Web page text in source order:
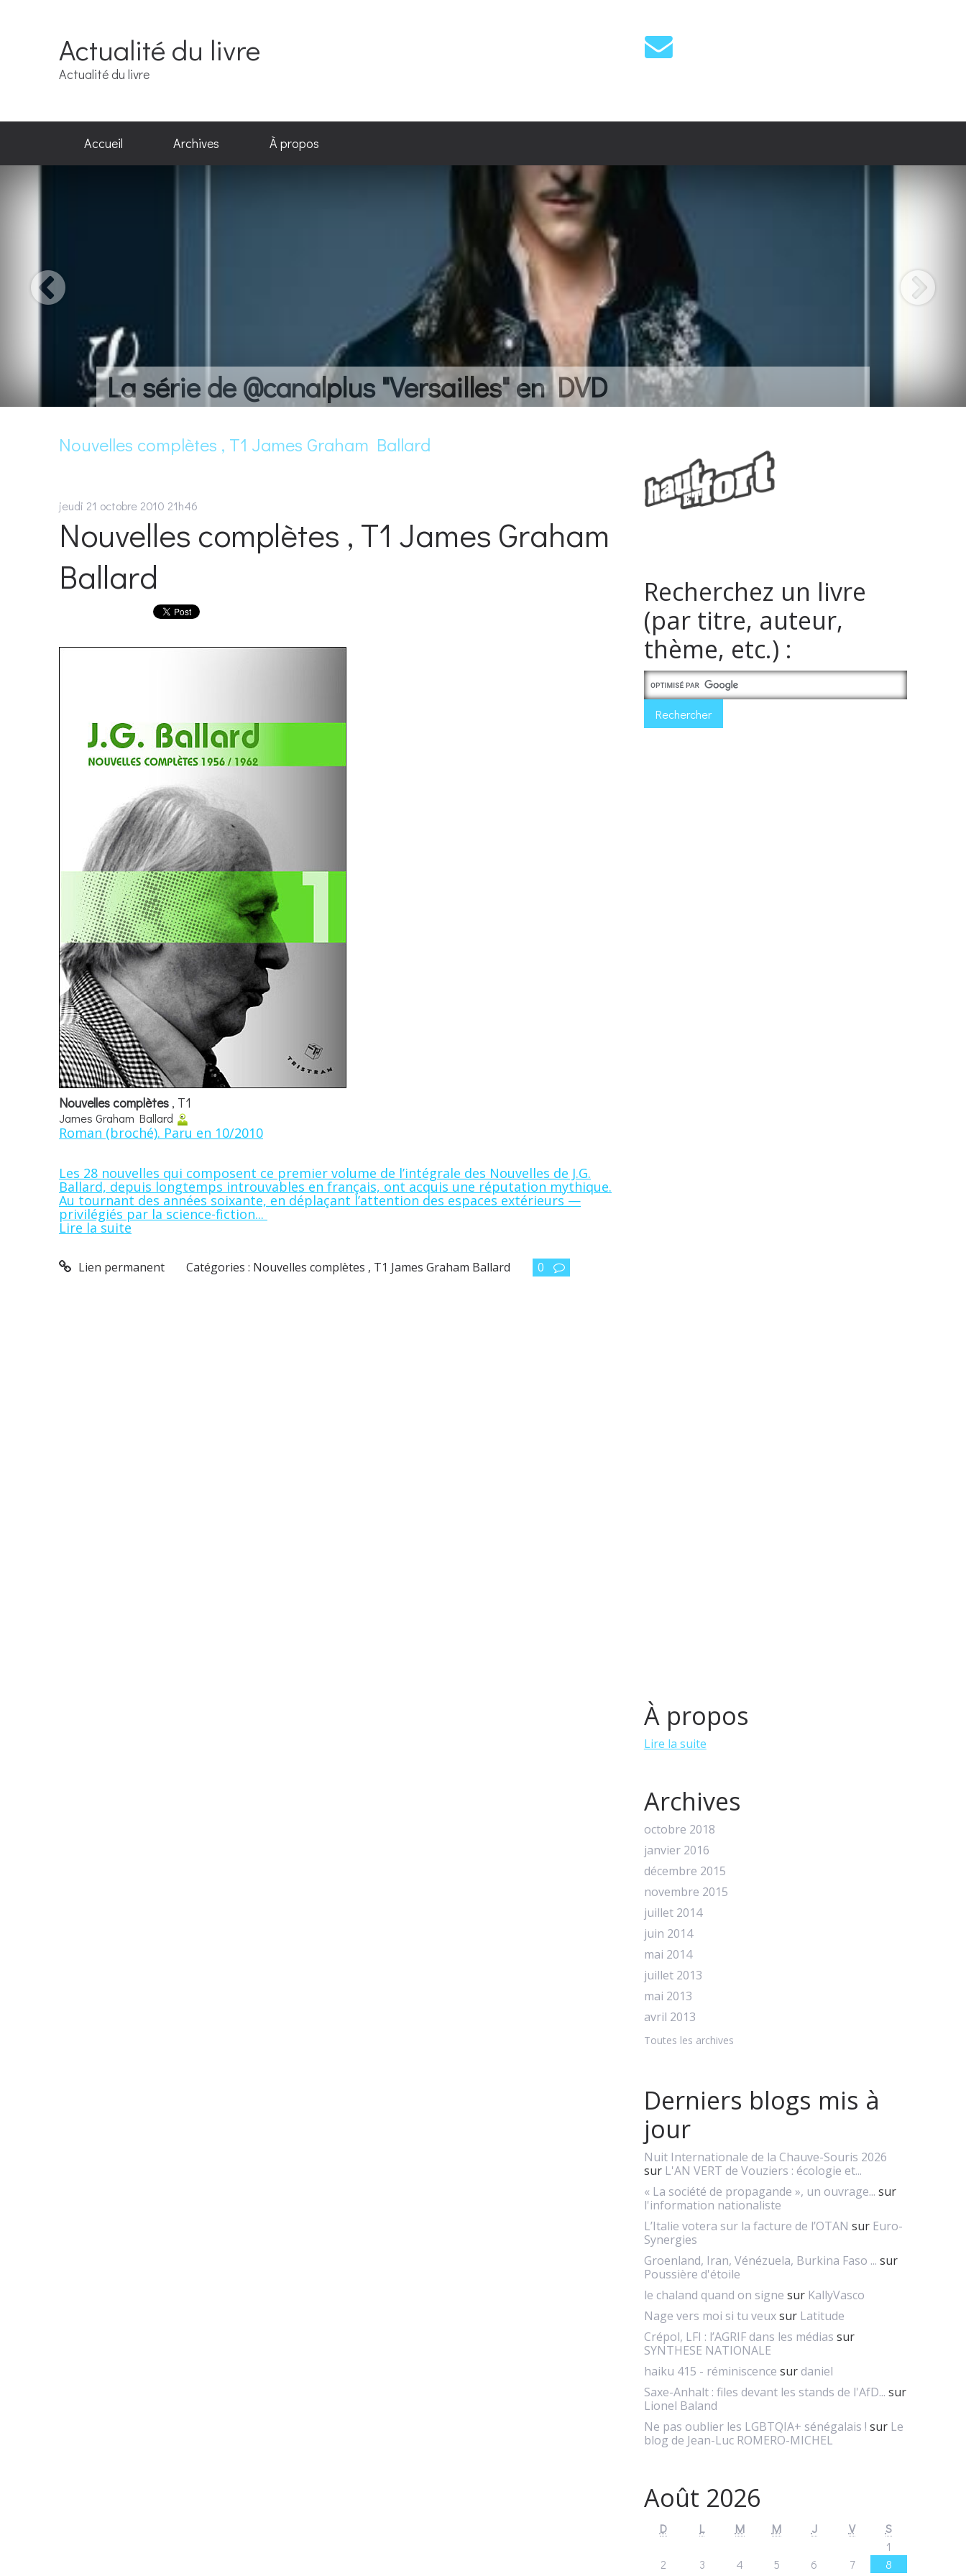
Actualité du livre
Actualité du livre
Accueil Archives À propos
La série de @canalplus "Versailles" en DVD
Nouvelles complètes , T1 James Graham Ballard
jeudi 21 octobre 2010 21h46
Nouvelles complètes , T1 James Graham
Ballard
Nouvelles complètes , T1
James Graham Ballard
Roman (broché). Paru en 10/2010
Les 28 nouvelles qui composent ce premier volume de l’intégrale des Nouvelles de J.G.
Ballard, depuis longtemps introuvables en français, ont acquis une réputation mythique.
Au tournant des années soixante, en déplaçant l’attention des espaces extérieurs —
privilégiés par la science-fiction...
Lire la suite
Lien permanent Catégories : Nouvelles complètes , T1 James Graham Ballard 0
Recherchez un livre
(par titre, auteur,
thème, etc.) :
À propos
Lire la suite
Archives
octobre 2018
janvier 2016
décembre 2015
novembre 2015
juillet 2014
juin 2014
mai 2014
juillet 2013
mai 2013
avril 2013
Toutes les archives
Derniers blogs mis à
jour
Nuit Internationale de la Chauve-Souris 2026
sur L'AN VERT de Vouziers : écologie et...
« La société de propagande », un ouvrage... sur
l'information nationaliste
L’Italie votera sur la facture de l’OTAN sur Euro-
Synergies
Groenland, Iran, Vénézuela, Burkina Faso ... sur
Poussière d'étoile
le chaland quand on signe sur KallyVasco
Nage vers moi si tu veuxsur Latitude
Crépol, LFI : l’AGRIF dans les médias sur
SYNTHESE NATIONALE
haiku 415 - réminiscence surdaniel
Saxe-Anhalt : files devant les stands de l'AfD... sur
Lionel Baland
Ne pas oublier les LGBTQIA+ sénégalais ! sur Le
blog de Jean-Luc ROMERO-MICHEL
Août 2026
D L M M J V
S
1
2
3 4 5 6 7
8